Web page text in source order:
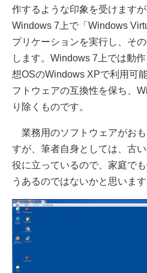
作するような印象を受けます
Windows 7上で「Windows
プリケーションを実行し、そ
します。Windows 7上では動
想OSのWindows XPで利用可
フトウェアの互換性を保ち、
り除くものです。
業務用のソフトウェアがお
すが、筆者自身としては、古
役に立っているので、家庭で
うあるのではないかと思います